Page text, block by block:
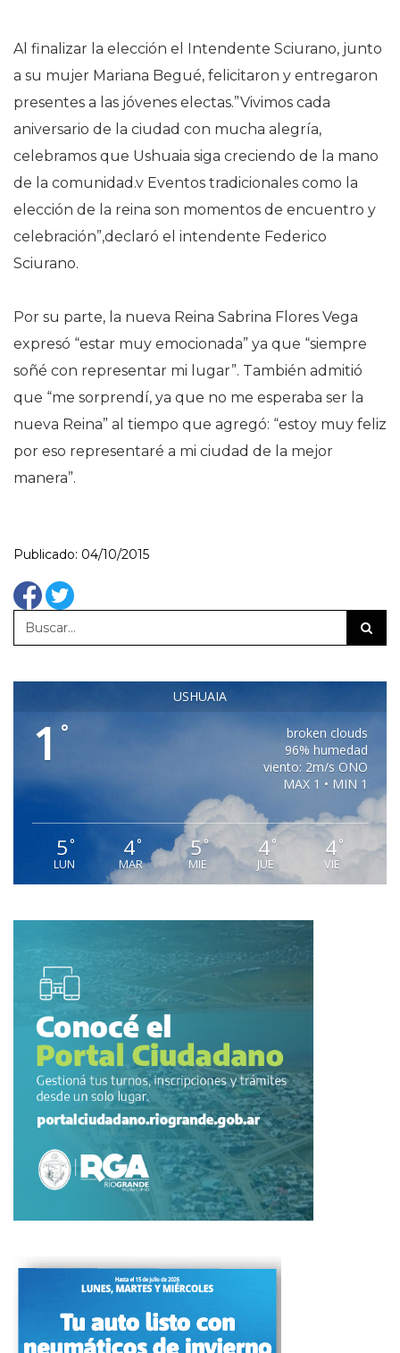
Al finalizar la elección el Intendente Sciurano, junto
a su mujer Mariana Begué, felicitaron y entregaron
presentes a las jóvenes electas.”Vivimos cada
aniversario de la ciudad con mucha alegría,
celebramos que Ushuaia siga creciendo de la mano
de la comunidad.v Eventos tradicionales como la
elección de la reina son momentos de encuentro y
celebración”,declaró el intendente Federico
Sciurano.
Por su parte, la nueva Reina Sabrina Flores Vega
expresó “estar muy emocionada” ya que “siempre
soñé con representar mi lugar”. También admitió
que “me sorprendí, ya que no me esperaba ser la
nueva Reina” al tiempo que agregó: “estoy muy feliz
por eso representaré a mi ciudad de la mejor
manera”.
Publicado: 04/10/2015
USHUAIA
1 °
broken clouds
96% humedad
viento: 2m/s ONO
MAX 1 • MIN 1
5°
LUN
4°
MAR
5°
MIE
4°
JUE
4°
VIE